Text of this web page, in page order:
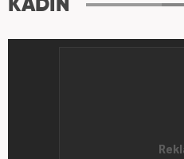
KADIN